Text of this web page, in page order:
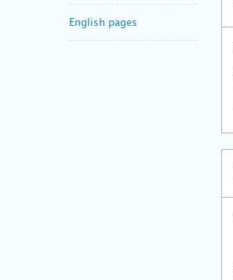
English pages